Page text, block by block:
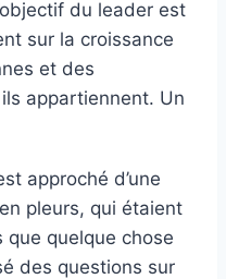
du leader est
sur la croissance
et des
appartiennent. Un
approché d’une
pleurs, qui étaient
que quelque chose
des questions sur